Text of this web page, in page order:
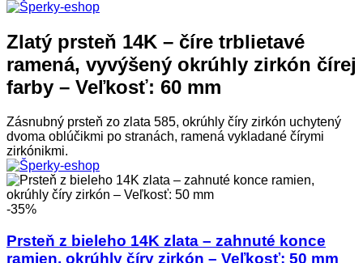
Zlatý prsteň 14K – číre trblietavé
ramená, vyvýšený okrúhly zirkón čírej
farby – Veľkosť: 60 mm
Zásnubný prsteň zo zlata 585, okrúhly číry zirkón uchytený
dvoma oblúčikmi po stranách, ramená vykladané čírymi
zirkónikmi.
-35%
Prsteň z bieleho 14K zlata – zahnuté konce
ramien, okrúhly číry zirkón – Veľkosť: 50 mm